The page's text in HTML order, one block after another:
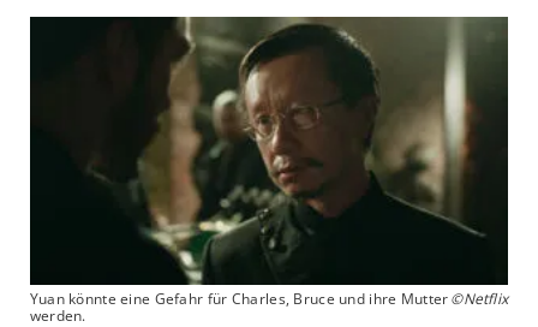
Yuan könnte eine Gefahr für Charles, Bruce und ihre Mutter
werden.
©Netflix